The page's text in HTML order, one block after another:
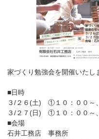
家づくり勉強会を開催いたし
■日時
３/２６(土) ①１０：００～
３/２７(日) ①１０：００～
■会場
石井工務店 事務所